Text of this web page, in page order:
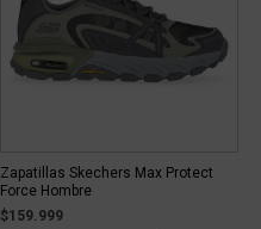
Zapatillas Skechers Max Protect
Force Hombre
$159.999